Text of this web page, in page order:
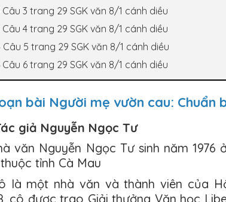
Câu 3 trang 29 SGK văn 8/1 cánh diều
Câu 4 trang 29 SGK văn 8/1 cánh diều
Câu 5 trang 29 SGK văn 8/1 cánh diều
Câu 6 trang 29 SGK văn 8/1 cánh diều
bài Người mẹ vườn cau: Chuẩn
giả Nguyễn Ngọc Tư
văn Nguyễn Ngọc Tư sinh năm 1976
tỉnh Cà Mau
là một nhà văn và thành viên của
cô được trao Giải thưởng Văn học